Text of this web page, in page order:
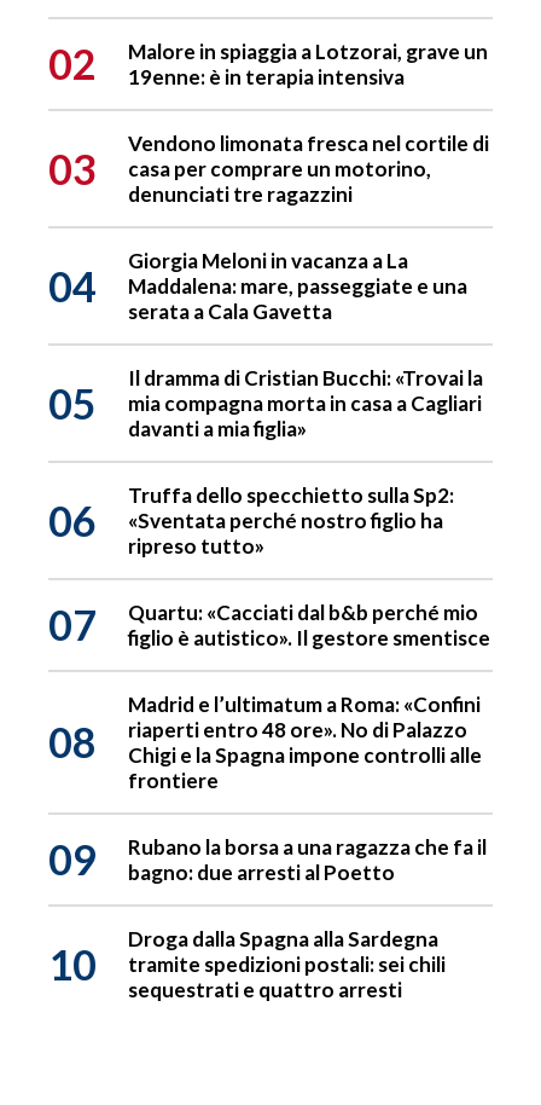
02
Malore in spiaggia a Lotzorai, grave un
19enne: è in terapia intensiva
03
Vendono limonata fresca nel cortile di
casa per comprare un motorino,
denunciati tre ragazzini
04
Giorgia Meloni in vacanza a La
Maddalena: mare, passeggiate e una
serata a Cala Gavetta
05
Il dramma di Cristian Bucchi: «Trovai la
mia compagna morta in casa a Cagliari
davanti a mia figlia»
06
Truffa dello specchietto sulla Sp2:
«Sventata perché nostro figlio ha
ripreso tutto»
07
Quartu: «Cacciati dal b&b perché mio
figlio è autistico». Il gestore smentisce
08
Madrid e l’ultimatum a Roma: «Confini
riaperti entro 48 ore». No di Palazzo
Chigi e la Spagna impone controlli alle
frontiere
09
Rubano la borsa a una ragazza che fa il
bagno: due arresti al Poetto
10
Droga dalla Spagna alla Sardegna
tramite spedizioni postali: sei chili
sequestrati e quattro arresti